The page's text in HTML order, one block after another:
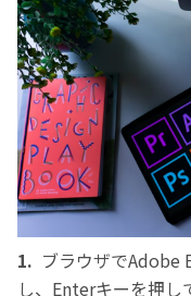
1. ブラウザでAdobe
し、Enterキーを押し